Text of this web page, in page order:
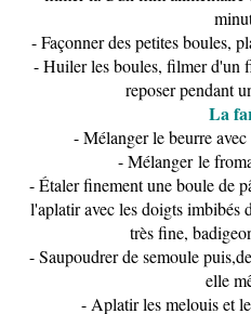
- Façonner des petites boules,
- Huiler les boules, filmer d'un
reposer pendant
La
- Mélanger le beurre
- Mélanger le
- Étaler finement une boule de
l'aplatir avec les doigts imbibés
très fine,
- Saupoudrer de semoule
elle
- Aplatir les melouis et